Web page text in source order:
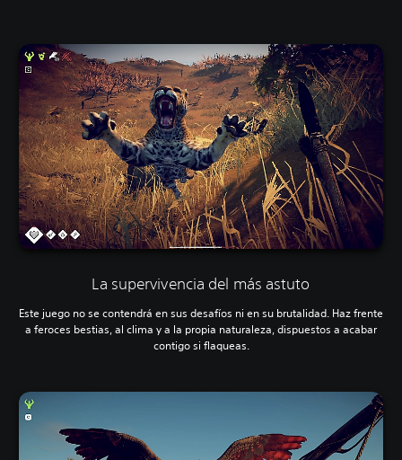
La supervivencia del más astuto
Este juego no se contendrá en sus desafíos ni en su brutalidad. Haz frente
a feroces bestias, al clima y a la propia naturaleza, dispuestos a acabar
contigo si flaqueas.